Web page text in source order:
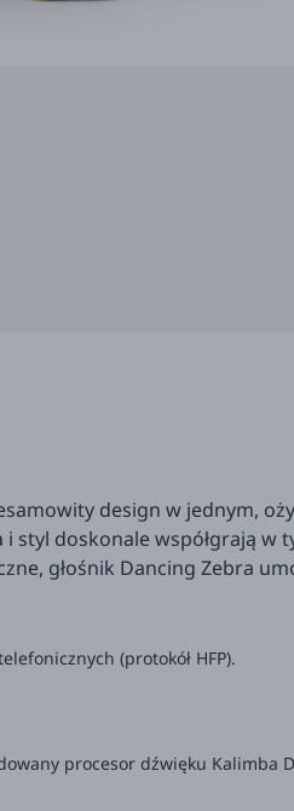
design w jednym,
styl doskonale współgrają w
głośnik Dancing Zebra
(protokół HFP).
procesor dźwięku Kalimba